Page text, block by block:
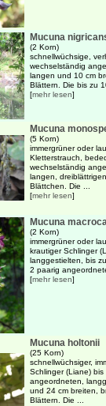
Mucuna
(2 Korn)
schnellwüchsige,
wechselständig
langen und 10 cm
Blättern. Die bis zu
[mehr lesen]
Mucuna
(5 Korn)
immergrüner oder
Kletterstrauch,
wechselständig
langen,
Blättchen. Die ...
[mehr lesen]
Mucuna
(2 Korn)
immergrüner oder
krautiger Schlinger
langgestielten, bis
2 paarig
[mehr lesen]
Mucuna holtonii
(25 Korn)
schnellwüchsiger,
Schlinger (Liane)
angeordneten,
und 24 cm breiten,
Blättern. Die ...